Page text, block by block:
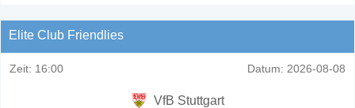
Elite Club Friendlies
Zeit: 16:00 Datum: 2026-08-08
VfB Stuttgart